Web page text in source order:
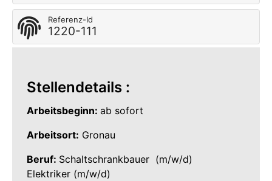
Referenz-Id
1220-111
Stellendetails :
Arbeitsbeginn: ab sofort
Arbeitsort: Gronau
Beruf: Schaltschrankbauer (m/w/d)
Elektriker (m/w/d)